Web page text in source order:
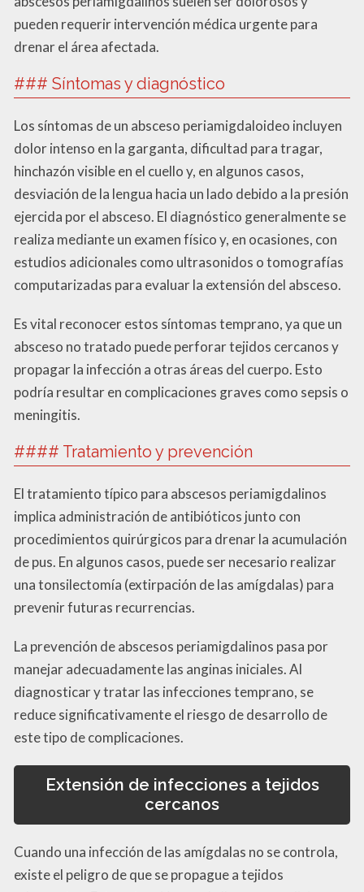
pueden requerir intervención médica urgente para
drenar el área afectada.
### Síntomas y diagnóstico
Los síntomas de un absceso periamigdaloideo incluyen
dolor intenso en la garganta, dificultad para tragar,
hinchazón visible en el cuello y, en algunos casos,
desviación de la lengua hacia un lado debido a la presión
ejercida por el absceso. El diagnóstico generalmente se
realiza mediante un examen físico y, en ocasiones, con
estudios adicionales como ultrasonidos o tomografías
computarizadas para evaluar la extensión del absceso.
Es vital reconocer estos síntomas temprano, ya que un
absceso no tratado puede perforar tejidos cercanos y
propagar la infección a otras áreas del cuerpo. Esto
podría resultar en complicaciones graves como sepsis o
meningitis.
#### Tratamiento y prevención
El tratamiento típico para abscesos periamigdalinos
implica administración de antibióticos junto con
procedimientos quirúrgicos para drenar la acumulación
de pus. En algunos casos, puede ser necesario realizar
una tonsilectomía (extirpación de las amígdalas) para
prevenir futuras recurrencias.
La prevención de abscesos periamigdalinos pasa por
manejar adecuadamente las anginas iniciales. Al
diagnosticar y tratar las infecciones temprano, se
reduce significativamente el riesgo de desarrollo de
este tipo de complicaciones.
Extensión de infecciones a tejidos
cercanos
Cuando una infección de las amígdalas no se controla,
existe el peligro de que se propague a tejidos